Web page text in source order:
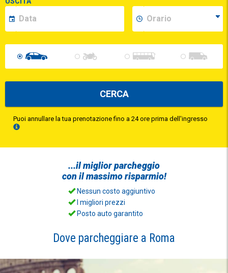
CERCA
Puoi annullare la tua prenotazione fino a 24 ore prima dell'ingresso
...ilmiglior parcheggio
con ilmassimo risparmio!
Nessun costo aggiuntivo
I migliori prezzi
Posto auto garantito
Dove parcheggiare a Roma